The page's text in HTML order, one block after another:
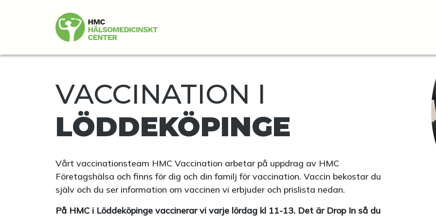
VACCINATION I
LÖDDEKÖPINGE
Vårt vaccinationsteam HMC Vaccination arbetar på uppdrag av HMC
Företagshälsa och finns för dig och din familj för vaccination. Vaccin bekostar du
själv och du ser information om vaccinen vi erbjuder och prislista nedan.
På HMC i Löddeköpinge vaccinerar vi varje lördag kl 11-13. Det är Drop In så du